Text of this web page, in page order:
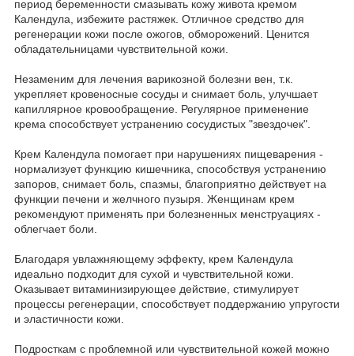
период беременности смазывать кожу живота кремом
Календула, избежите растяжек. Отличное средство для
регенерации кожи после ожогов, обморожений. Ценится
обладательницами чувствительной кожи.
Незаменим для лечения варикозной болезни вен, т.к.
укрепляет кровеносные сосуды и снимает боль, улучшает
капиллярное кровообращение. Регулярное применение
крема способствует устранению сосудистых "звездочек".
Крем Календула помогает при нарушениях пищеварения -
нормализует функцию кишечника, способствуя устранению
запоров, снимает боль, спазмы, благоприятно действует на
функции печени и желчного пузыря. Женщинам крем
рекомендуют применять при болезненных менструациях -
облегчает боли.
Благодаря увлажняющему эффекту, крем Календула
идеально подходит для сухой и чувствительной кожи.
Оказывает витаминизирующее действие, стимулирует
процессы регенерации, способствует поддержанию упругости
и эластичности кожи.
Подросткам с проблемной или чувствительной кожей можно